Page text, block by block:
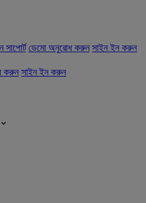
সাপোর্ট ডেমো অনুরোধ করুন সাইন ইন করুন
করুন সাইন ইন করুন